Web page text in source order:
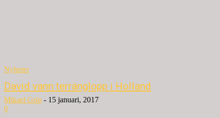
Nyheter
David vann terränglopp i Holland
Mikael Grip - 15 januari, 2017
0